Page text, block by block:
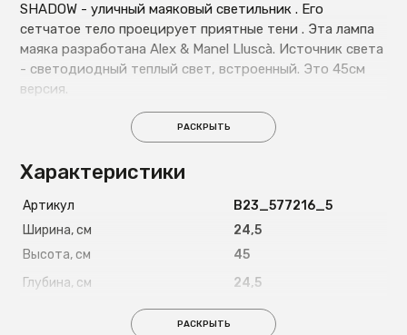
SHADOW - уличный маяковый светильник . Его
сетчатое тело проецирует приятные тени . Эта лампа
маяка разработана Alex & Manel Lluscà. Источник света
- светодиодный теплый свет, встроенный. Это 45см
версия.
РАСКРЫТЬ
Характеристики
Артикул
B23_577216_5
Ширина, см
24,5
Высота, см
45
Глубина, см
24,5
2,465
РАСКРЫТЬ